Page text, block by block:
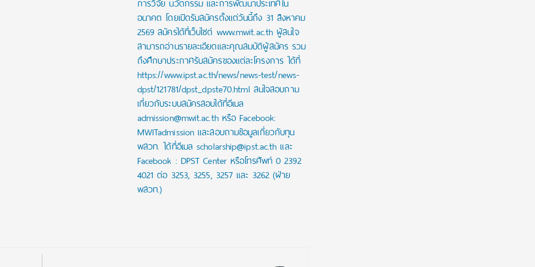
การวิจัย นวัตกรรม และการพัฒนาประเทศใน
อนาคต โดยเปิดรับสมัครตั้งแต่วันนี้ถึง 31 สิงหาคม
2569 สมัครได้ที่เว็บไซต์ www.mwit.ac.th ผู้สนใจ
สามารถอ่านรายละเอียดและคุณสมบัติผู้สมัคร รวม
ถึงศึกษาประกาศรับสมัครของแต่ละโครงการ ได้ที่
https://www.ipst.ac.th/news/news-test/news-
dpst/121781/dpst_dpste70.html สนใจสอบถาม
เกี่ยวกับระบบสมัครสอบได้ที่อีเมล
admission@mwit.ac.th หรือ Facebook:
MWITadmission และสอบถามข้อมูลเกี่ยวกับทุน
พสวท. ได้ที่อีเมล scholarship@ipst.ac.th และ
Facebook : DPST Center หรือโทรศัพท์ 0 2392
4021 ต่อ 3253, 3255, 3257 และ 3262 (ฝ่าย
พสวท.)